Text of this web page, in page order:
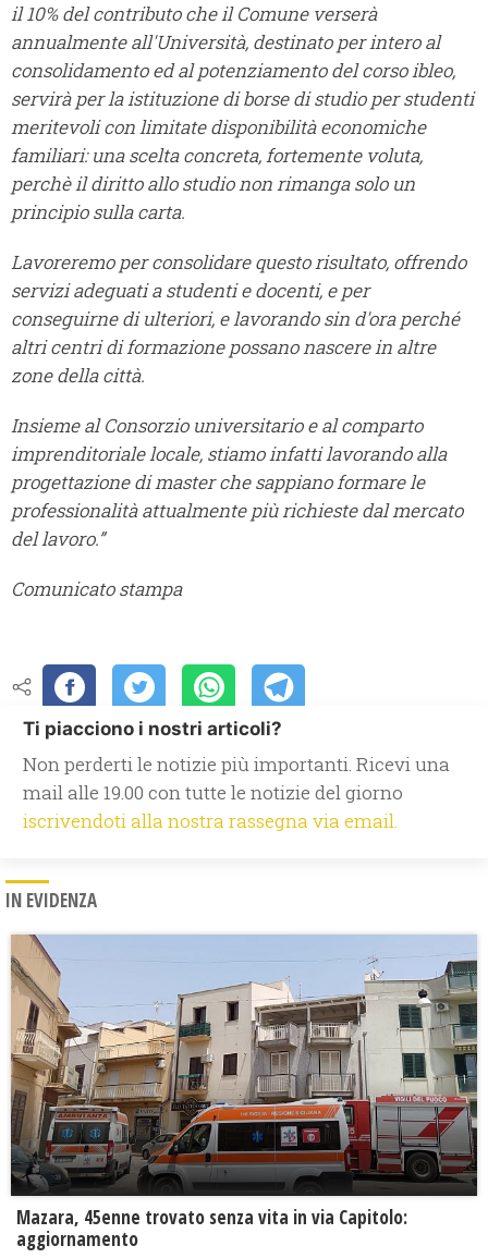
il 10% del contributo che il Comune verserà
annualmente all'Università, destinato per intero al
consolidamento ed al potenziamento del corso ibleo,
servirà per la istituzione di borse di studio per studenti
meritevoli con limitate disponibilità economiche
familiari: una scelta concreta, fortemente voluta,
perchè il diritto allo studio non rimanga solo un
principio sulla carta.
Lavoreremo per consolidare questo risultato, offrendo
servizi adeguati a studenti e docenti, e per
conseguirne di ulteriori, e lavorando sin d'ora perché
altri centri di formazione possano nascere in altre
zone della città.
Insieme al Consorzio universitario e al comparto
imprenditoriale locale, stiamo infatti lavorando alla
progettazione di master che sappiano formare le
professionalità attualmente più richieste dal mercato
del lavoro.”
Comunicato stampa
Ti piacciono i nostri articoli?
Non perderti le notizie più importanti. Ricevi una
mail alle 19.00 con tutte le notizie del giorno
iscrivendoti alla nostra rassegna via email.
IN EVIDENZA
Mazara, 45enne trovato senza vita in via Capitolo:
aggiornamento